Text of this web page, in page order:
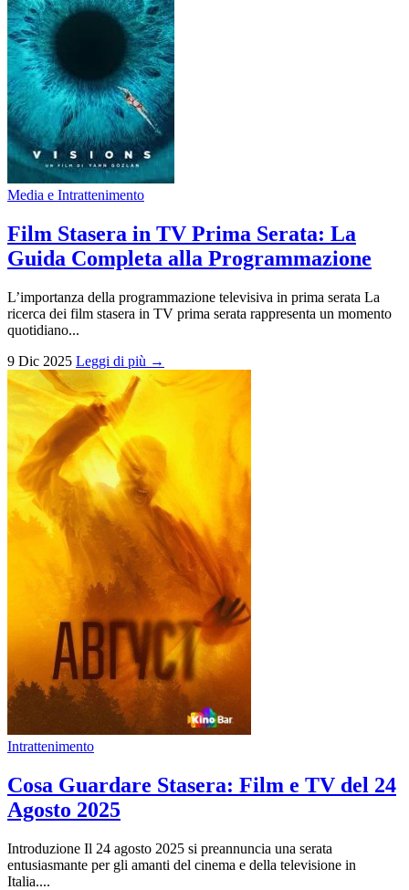
Media e Intrattenimento
Film Stasera in TV Prima Serata: La
Guida Completa alla Programmazione
L’importanza della programmazione televisiva in prima serata La
ricerca dei film stasera in TV prima serata rappresenta un momento
quotidiano...
9 Dic 2025 Leggi di più →
Intrattenimento
Cosa Guardare Stasera: Film e TV del 24
Agosto 2025
Introduzione Il 24 agosto 2025 si preannuncia una serata
entusiasmante per gli amanti del cinema e della televisione in
Italia....